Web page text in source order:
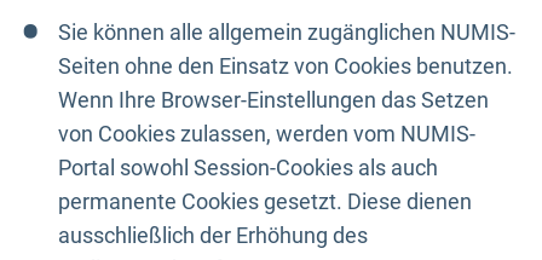
Sie können alle allgemein zugänglichen NUMIS-
Seiten ohne den Einsatz von Cookies benutzen.
Wenn Ihre Browser-Einstellungen das Setzen
von Cookies zulassen, werden vom NUMIS-
Portal sowohl Session-Cookies als auch
permanente Cookies gesetzt. Diese dienen
ausschließlich der Erhöhung des